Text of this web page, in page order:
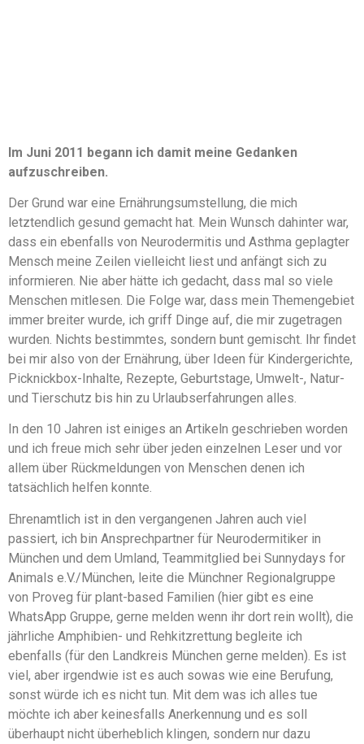
Im Juni 2011 begann ich damit meine Gedanken
aufzuschreiben.
Der Grund war eine Ernährungsumstellung, die mich
letztendlich gesund gemacht hat. Mein Wunsch dahinter war,
dass ein ebenfalls von Neurodermitis und Asthma geplagter
Mensch meine Zeilen vielleicht liest und anfängt sich zu
informieren. Nie aber hätte ich gedacht, dass mal so viele
Menschen mitlesen. Die Folge war, dass mein Themengebiet
immer breiter wurde, ich griff Dinge auf, die mir zugetragen
wurden. Nichts bestimmtes, sondern bunt gemischt. Ihr findet
bei mir also von der Ernährung, über Ideen für Kindergerichte,
Picknickbox-Inhalte, Rezepte, Geburtstage, Umwelt-, Natur-
und Tierschutz bis hin zu Urlaubserfahrungen alles.
In den 10 Jahren ist einiges an Artikeln geschrieben worden
und ich freue mich sehr über jeden einzelnen Leser und vor
allem über Rückmeldungen von Menschen denen ich
tatsächlich helfen konnte.
Ehrenamtlich ist in den vergangenen Jahren auch viel
passiert, ich bin Ansprechpartner für Neurodermitiker in
München und dem Umland, Teammitglied bei Sunnydays for
Animals e.V./München, leite die Münchner Regionalgruppe
von Proveg für plant-based Familien (hier gibt es eine
WhatsApp Gruppe, gerne melden wenn ihr dort rein wollt), die
jährliche Amphibien- und Rehkitzrettung begleite ich
ebenfalls (für den Landkreis München gerne melden). Es ist
viel, aber irgendwie ist es auch sowas wie eine Berufung,
sonst würde ich es nicht tun. Mit dem was ich alles tue
möchte ich aber keinesfalls Anerkennung und es soll
überhaupt nicht überheblich klingen, sondern nur dazu